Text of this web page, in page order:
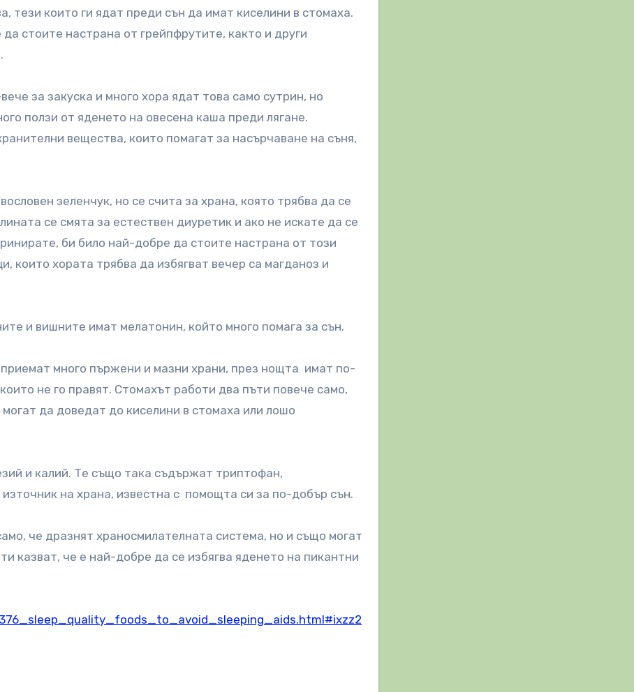
тези които ги ядат преди сън да имат киселини в стомаха.
стоите настрана от грейпфрутите, както и други
за закуска и много хора ядат това само сутрин, но
ползи от яденето на овесена каша преди лягане.
вещества, които помагат за насърчаване на съня,
зеленчук, но се счита за храна, която трябва да се
се смята за естествен диуретик и ако не искате да се
би било най-добре да стоите настрана от този
които хората трябва да избягват вечер са магданоз и
и вишните имат мелатонин, който много помага за сън.
много пържени и мазни храни, през нощта имат по-
не го правят. Стомахът работи два пъти повече само,
да доведат до киселини в стомаха или лошо
и калий. Те също така съдържат триптофан,
на храна, известна с помощта си за по-добър сън.
че дразнят храносмилателната система, но и също могат
казват, че е най-добре да се избягва яденето на пикантни